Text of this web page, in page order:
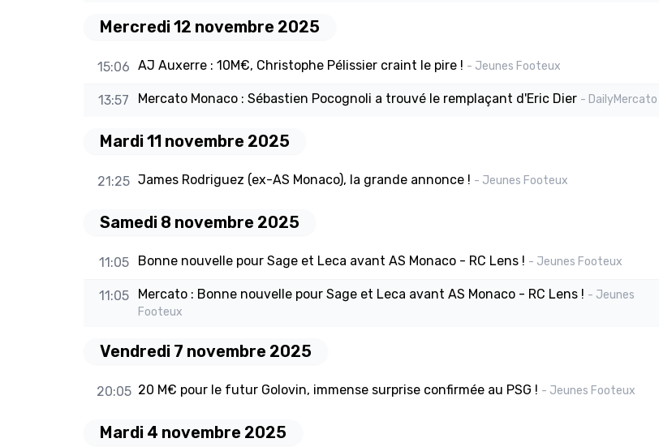
Mercredi 12 novembre 2025
15:06 AJ Auxerre : 10M€, Christophe Pélissier craint le pire ! - Jeunes Footeux
13:57 Mercato Monaco : Sébastien Pocognoli a trouvé le remplaçant d'Eric Dier - DailyMercato
Mardi 11 novembre 2025
21:25 James Rodriguez (ex-AS Monaco), la grande annonce ! - Jeunes Footeux
Samedi 8 novembre 2025
11:05 Bonne nouvelle pour Sage et Leca avant AS Monaco - RC Lens ! - Jeunes Footeux
11:05 Mercato : Bonne nouvelle pour Sage et Leca avant AS Monaco - RC Lens ! - Jeunes
Footeux
Vendredi 7 novembre 2025
20:05 20 M€ pour le futur Golovin, immense surprise confirmée au PSG ! - Jeunes Footeux
Mardi 4 novembre 2025